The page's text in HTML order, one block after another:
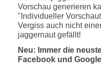
Vorschau generieren
"Individueller
Vergiss auch nicht
jaggernaut gefällt!
Neu: Immer die
Facebook und